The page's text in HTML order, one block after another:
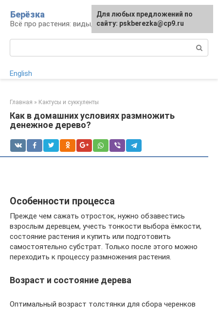
контенту
Берёзка
Всё про растения: виды, выращивание, уход
English
Главная » Кактусы и суккуленты
Как в домашних условиях размножить
денежное дерево?
Особенности процесса
Прежде чем сажать отросток, нужно обзавестись
взрослым деревцем, учесть тонкости выбора ёмкости,
состояние растения и купить или подготовить
самостоятельно субстрат. Только после этого можно
переходить к процессу размножения растения.
Возраст и состояние дерева
Оптимальный возраст толстянки для сбора черенков
Для любых предложений по
сайту: pskberezka@cp9.ru